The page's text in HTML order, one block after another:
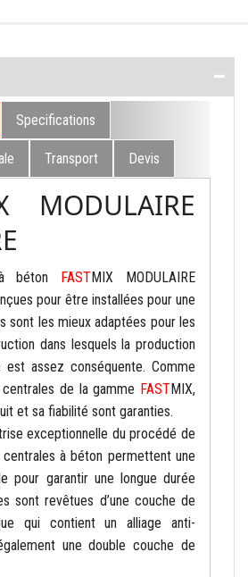
Specifications
Transport Devis
MODULAIRE
béton FASTMIX MODULAIRE
pour être installées pour une
sont les mieux adaptées pour les
dans lesquels la production
assez conséquente. Comme
de la gamme FASTMIX,
et sa fiabilité sont garanties.
exceptionnelle du procédé de
à béton permettent une
pour garantir une longue durée
sont revêtues d’une couche de
qui contient un alliage anti-
une double couche de